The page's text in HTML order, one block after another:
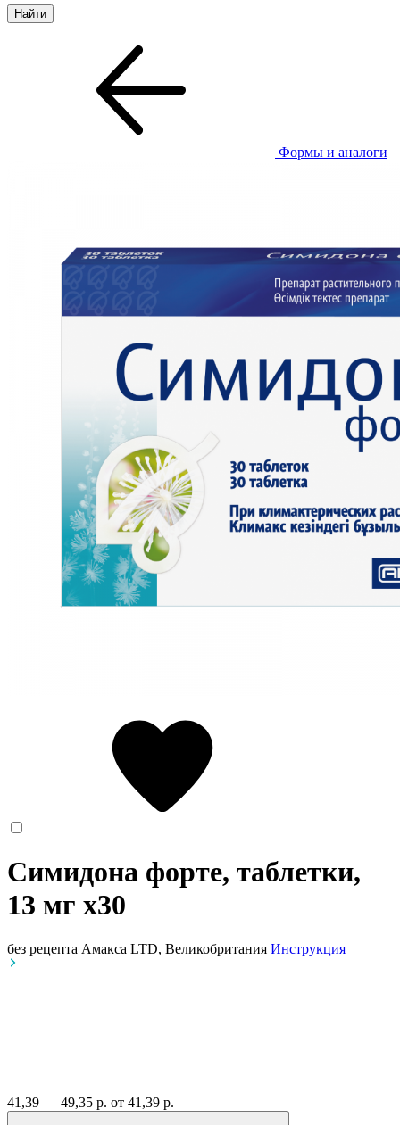
Формы и аналоги
Симидона форте, таблетки,
13 мг x30
без рецепта Амакса LTD, Великобритания Инструкция
41,39 — 49,35 р. от 41,39 р.